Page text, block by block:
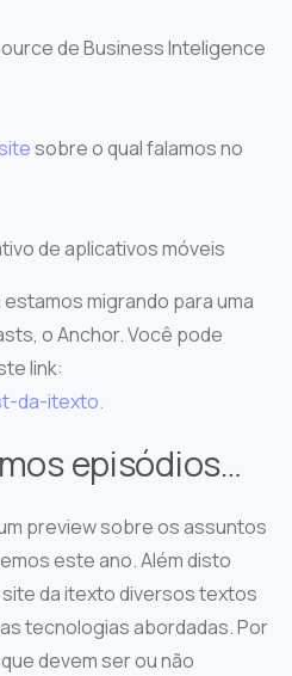
de Business Inteligence
sobre o qual falamos no
de aplicativos móveis
migrando para uma
o Anchor. Você pode
link:
da-itexto.
episódios…
preview sobre os assuntos
este ano. Além disto
da itexto diversos textos
tecnologias abordadas. Por
devem ser ou não